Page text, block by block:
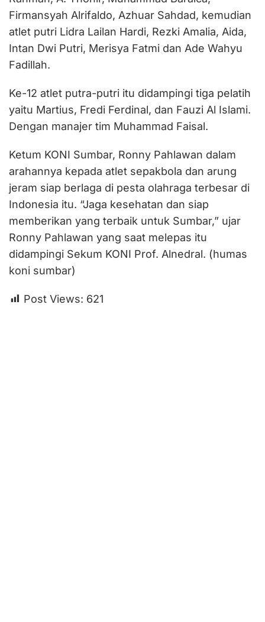
Firmansyah Alrifaldo, Azhuar Sahdad, kemudian
atlet putri Lidra Lailan Hardi, Rezki Amalia, Aida,
Intan Dwi Putri, Merisya Fatmi dan Ade Wahyu
Fadillah.
Ke-12 atlet putra-putri itu didampingi tiga pelatih
yaitu Martius, Fredi Ferdinal, dan Fauzi Al Islami.
Dengan manajer tim Muhammad Faisal.
Ketum KONI Sumbar, Ronny Pahlawan dalam
arahannya kepada atlet sepakbola dan arung
jeram siap berlaga di pesta olahraga terbesar di
Indonesia itu. “Jaga kesehatan dan siap
memberikan yang terbaik untuk Sumbar,” ujar
Ronny Pahlawan yang saat melepas itu
didampingi Sekum KONI Prof. Alnedral. (humas
koni sumbar)
Post Views: 621